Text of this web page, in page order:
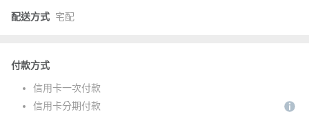
配送方式 宅配
付款方式
信用卡一次付款
信用卡分期付款